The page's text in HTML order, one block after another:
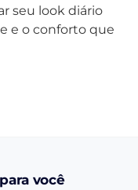
seu look diário
e o conforto que
você